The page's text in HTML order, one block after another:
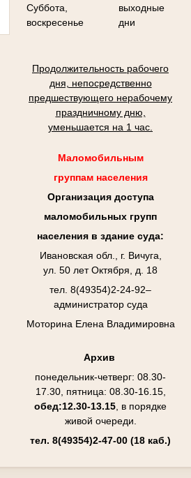
Суббота,
воскресенье
выходные
дни
Продолжительность рабочего
дня, непосредственно
предшествующего нерабочему
праздничному дню,
уменьшается на 1 час.
Маломобильным
группам населения
Организация доступа
маломобильных групп
населения в здание суда:
Ивановская обл., г. Вичуга,
ул. 50 лет Октября, д. 18
тел. 8(49354)2-24-92–
администратор суда
Моторина Елена Владимировна
Архив
понедельник-четверг: 08.30-
17.30, пятница: 08.30-16.15,
обед:12.30-13.15, в порядке
живой очереди.
тел. 8(49354)2-47-00 (18 каб.)